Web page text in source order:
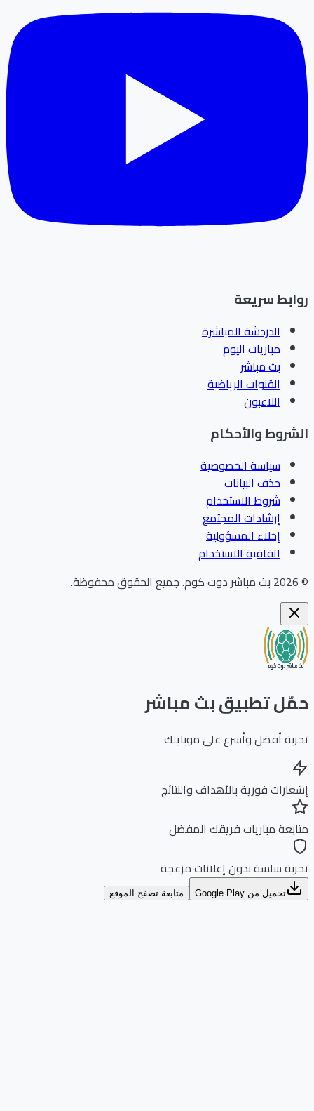
سريعة
الدردشة المباشرة
مباريات اليوم
بث مباشر
القنوات الرياضية
اللاعبون
والأحكام
سياسة الخصوصية
حذف البيانات
شروط الاستخدام
إرشادات المجتمع
إخلاء المسؤولية
اتفاقية الاستخدام
بث مباشر دوت كوم.جميع الحقوق محفوظة.
تطبيق بث مباشر
أفضل وأسرع على موبايلك
فورية بالأهداف والنتائج
مباريات فريقك المفضل
سلسة بدون إعلانات مزعجة
تحميل من Google Play متابعة تصفح الموقع